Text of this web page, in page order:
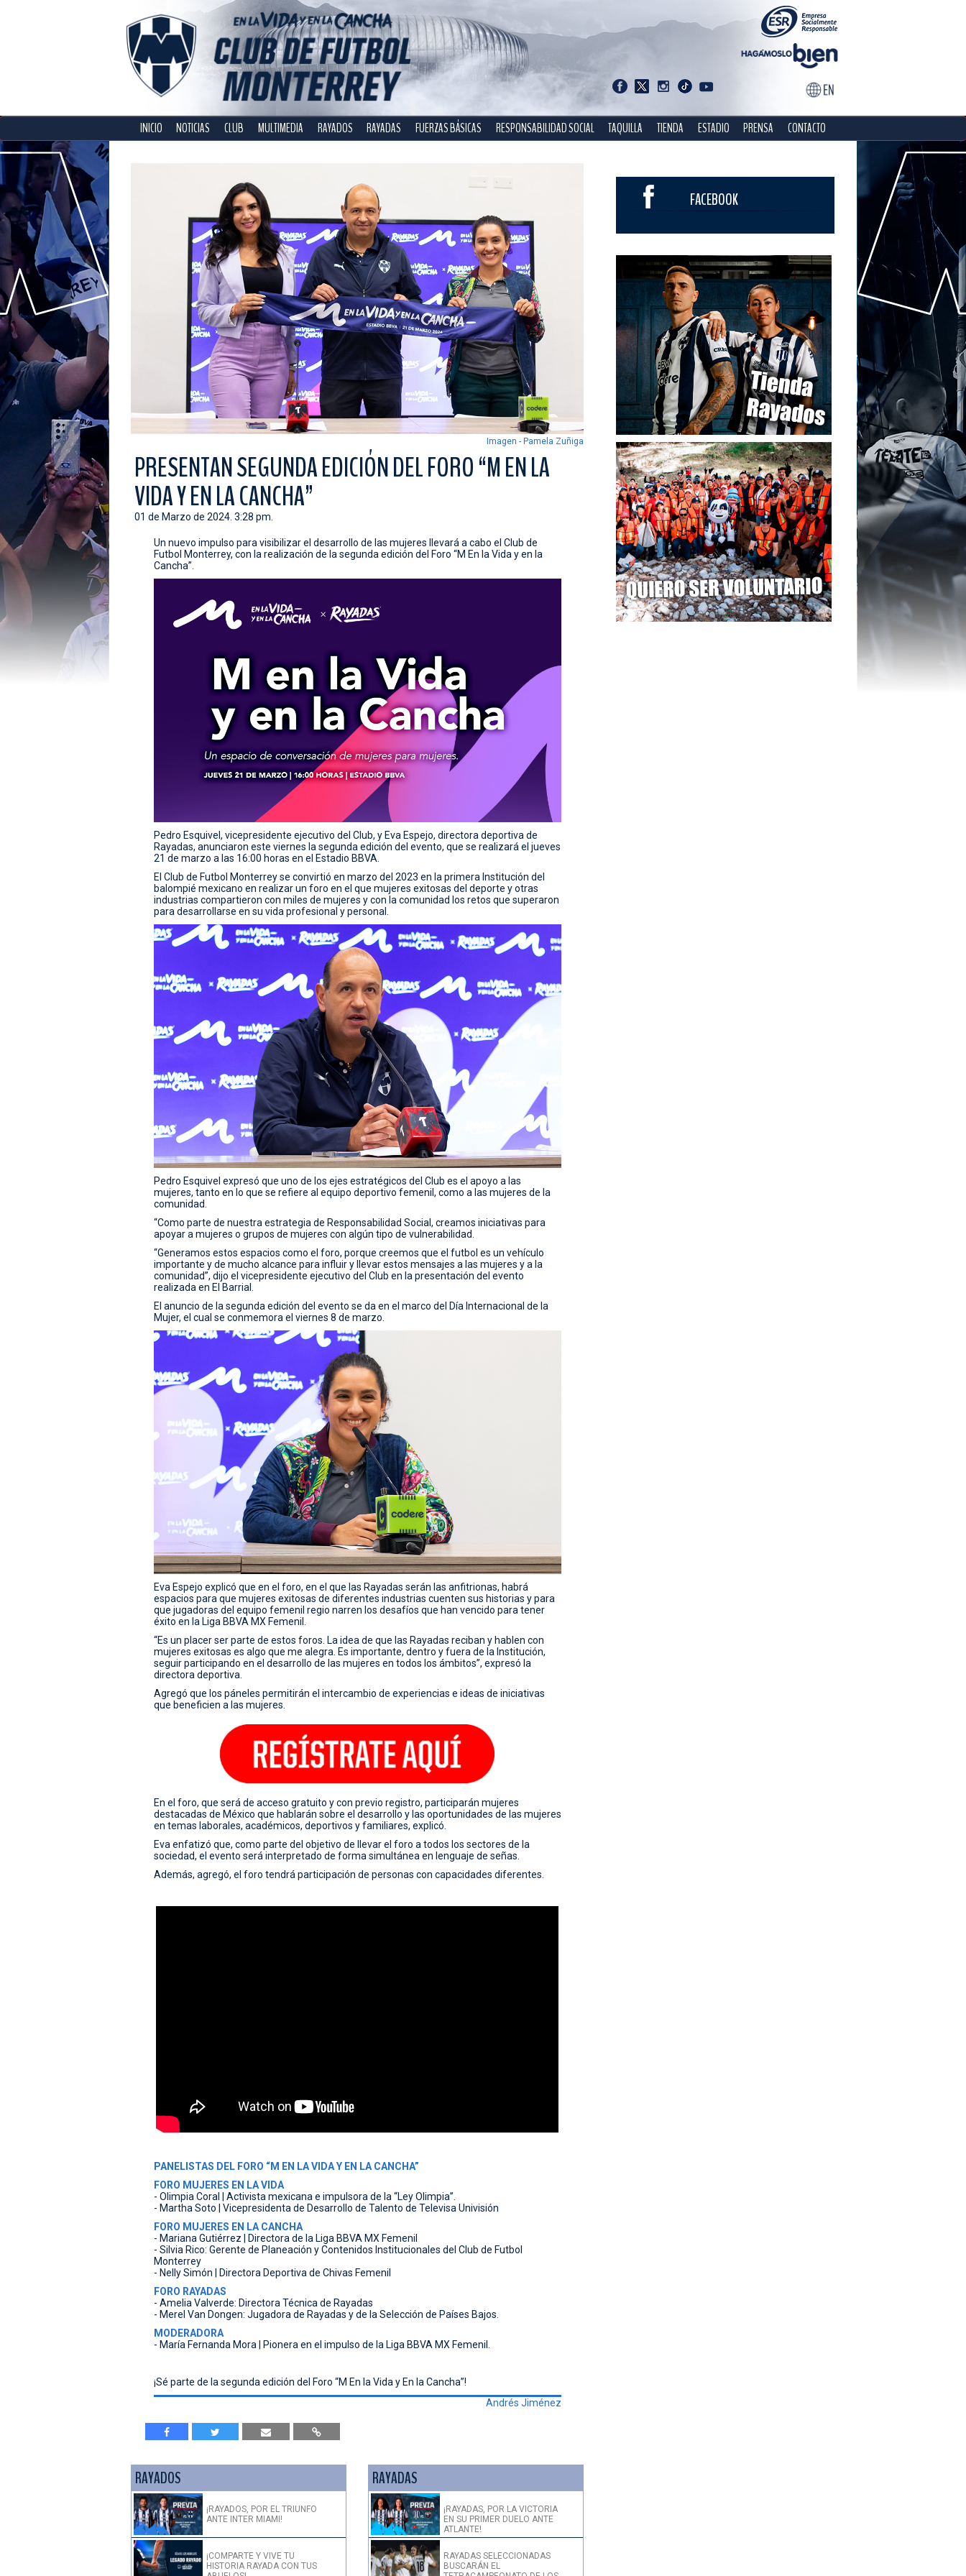
INICIO NOTICIAS CLUB MULTIMEDIA RAYADOS RAYADAS FUERZAS BÁSICAS RESPONSABILIDAD SOCIAL TAQUILLA TIENDA ESTADIO PRENSA CONTACTO
Imagen - Pamela Zuñiga
PRESENTAN SEGUNDA EDICIÓN DEL FORO “M EN LA
VIDA Y EN LA CANCHA”
01 de Marzo de 2024. 3:28 pm.
Un nuevo impulso para visibilizar el desarrollo de las mujeres llevará a cabo el Club de
Futbol Monterrey, con la realización de la segunda edición del Foro “M En la Vida y en la
Cancha”.
Pedro Esquivel, vicepresidente ejecutivo del Club, y Eva Espejo, directora deportiva de
Rayadas, anunciaron este viernes la segunda edición del evento, que se realizará el jueves
21 de marzo a las 16:00 horas en el Estadio BBVA.
El Club de Futbol Monterrey se convirtió en marzo del 2023 en la primera Institución del
balompié mexicano en realizar un foro en el que mujeres exitosas del deporte y otras
industrias compartieron con miles de mujeres y con la comunidad los retos que superaron
para desarrollarse en su vida profesional y personal.
Pedro Esquivel expresó que uno de los ejes estratégicos del Club es el apoyo a las
mujeres, tanto en lo que se refiere al equipo deportivo femenil, como a las mujeres de la
comunidad.
“Como parte de nuestra estrategia de Responsabilidad Social, creamos iniciativas para
apoyar a mujeres o grupos de mujeres con algún tipo de vulnerabilidad.
“Generamos estos espacios como el foro, porque creemos que el futbol es un vehículo
importante y de mucho alcance para influir y llevar estos mensajes a las mujeres y a la
comunidad”, dijo el vicepresidente ejecutivo del Club en la presentación del evento
realizada en El Barrial.
El anuncio de la segunda edición del evento se da en el marco del Día Internacional de la
Mujer, el cual se conmemora el viernes 8 de marzo.
Eva Espejo explicó que en el foro, en el que las Rayadas serán las anfitrionas, habrá
espacios para que mujeres exitosas de diferentes industrias cuenten sus historias y para
que jugadoras del equipo femenil regio narren los desafíos que han vencido para tener
éxito en la Liga BBVA MX Femenil.
“Es un placer ser parte de estos foros. La idea de que las Rayadas reciban y hablen con
mujeres exitosas es algo que me alegra. Es importante, dentro y fuera de la Institución,
seguir participando en el desarrollo de las mujeres en todos los ámbitos”, expresó la
directora deportiva.
Agregó que los páneles permitirán el intercambio de experiencias e ideas de iniciativas
que beneficien a las mujeres.
En el foro, que será de acceso gratuito y con previo registro, participarán mujeres
destacadas de México que hablarán sobre el desarrollo y las oportunidades de las mujeres
en temas laborales, académicos, deportivos y familiares, explicó.
Eva enfatizó que, como parte del objetivo de llevar el foro a todos los sectores de la
sociedad, el evento será interpretado de forma simultánea en lenguaje de señas.
Además, agregó, el foro tendrá participación de personas con capacidades diferentes.
PANELISTAS DEL FORO “M EN LA VIDA Y EN LA CANCHA”
FORO MUJERES EN LA VIDA
- Olimpia Coral | Activista mexicana e impulsora de la “Ley Olimpia”.
- Martha Soto | Vicepresidenta de Desarrollo de Talento de Televisa Univisión
FORO MUJERES EN LA CANCHA
- Mariana Gutiérrez | Directora de la Liga BBVA MX Femenil
- Silvia Rico: Gerente de Planeación y Contenidos Institucionales del Club de Futbol
Monterrey
- Nelly Simón | Directora Deportiva de Chivas Femenil
FORO RAYADAS
- Amelia Valverde: Directora Técnica de Rayadas
- Merel Van Dongen: Jugadora de Rayadas y de la Selección de Países Bajos.
MODERADORA
- María Fernanda Mora | Pionera en el impulso de la Liga BBVA MX Femenil.
¡Sé parte de la segunda edición del Foro “M En la Vida y En la Cancha”!
Andrés Jiménez
RAYADOS
¡RAYADOS, POR EL TRIUNFO
ANTE INTER MIAMI!
¡COMPARTE Y VIVE TU
HISTORIA RAYADA CON TUS
RAYADAS
¡RAYADAS, POR LA VICTORIA
EN SU PRIMER DUELO ANTE
ATLANTE!
RAYADAS SELECCIONADAS
BUSCARÁN EL
FACEBOOK